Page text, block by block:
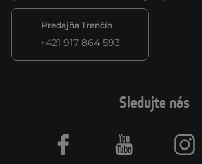
Predajňa Trenčín
+421 917 864 593
Sledujte nás
Facebook Youtube